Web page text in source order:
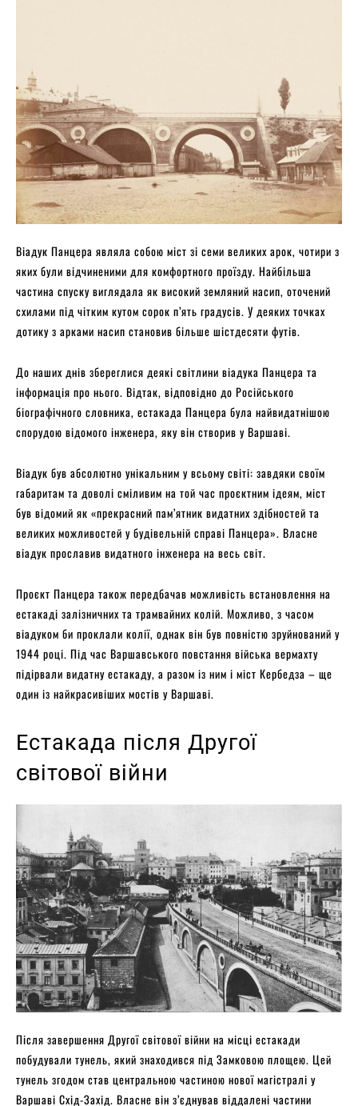
Віадук Панцера являла собою міст зі семи великих арок, чотири з
яких були відчиненими для комфортного проїзду. Найбільша
частина спуску виглядала як високий земляний насип, оточений
схилами під чітким кутом сорок п’ять градусів. У деяких точках
дотику з арками насип становив більше шістдесяти футів.
До наших днів збереглися деякі світлини віадука Панцера та
інформація про нього. Відтак, відповідно до Російського
біографічного словника, естакада Панцера була найвидатнішою
спорудою відомого інженера, яку він створив у Варшаві.
Віадук був абсолютно унікальним у всьому світі: завдяки своїм
габаритам та доволі сміливим на той час проєктним ідеям, міст
був відомий як «прекрасний пам’ятник видатних здібностей та
великих можливостей у будівельній справі Панцера». Власне
віадук прославив видатного інженера на весь світ.
Проєкт Панцера також передбачав можливість встановлення на
естакаді залізничних та трамвайних колій. Можливо, з часом
віадуком би проклали колії, однак він був повністю зруйнований у
1944 році. Під час Варшавського повстання війська вермахту
підірвали видатну естакаду, а разом із ним і міст Кербедза – ще
один із найкрасивіших мостів у Варшаві.
Естакада після Другої
світової війни
Після завершення Другої світової війни на місці естакади
побудували тунель, який знаходився під Замковою площею. Цей
тунель згодом став центральною частиною нової магістралі у
Варшаві Схід-Захід. Власне він з’єднував віддалені частини